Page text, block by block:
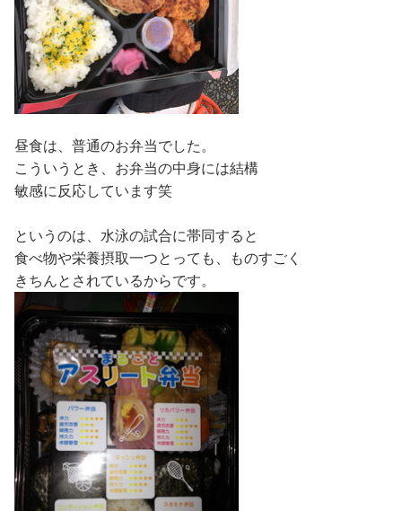
昼食は、普通のお弁当でした。
こういうとき、お弁当の中身には結構
敏感に反応しています笑
というのは、水泳の試合に帯同すると
食べ物や栄養摂取一つとっても、ものすごく
きちんとされているからです。